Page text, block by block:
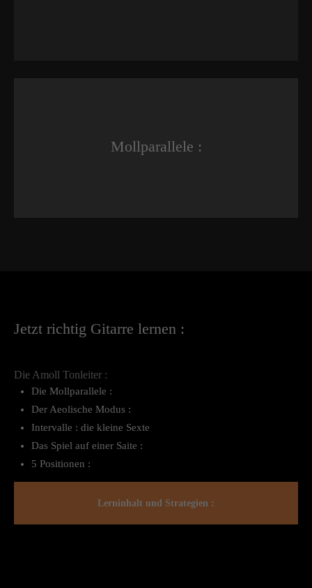
Mollparallele :
Jetzt richtig Gitarre lernen :
Die Amoll Tonleiter :
Die Mollparallele :
Der Aeolische Modus :
Intervalle : die kleine Sexte
Das Spiel auf einer Saite :
5 Positionen :
Lerninhalt und Strategien :